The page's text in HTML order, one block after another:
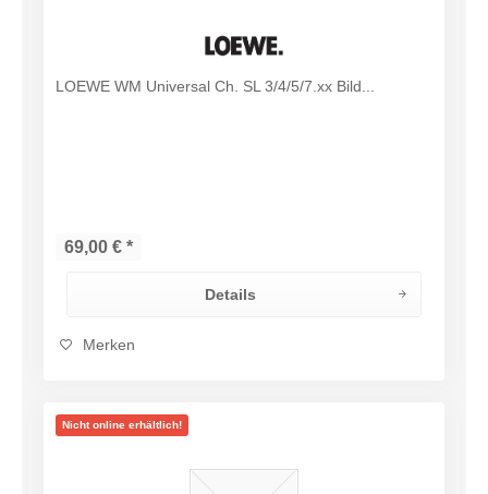
LOEWE WM Universal Ch. SL 3/4/5/7.xx Bild...
69,00 € *
Details
Merken
Nicht online erhältlich!